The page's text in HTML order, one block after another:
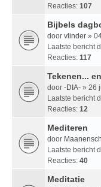
Reacties: 107
Bijbels
door vlinder »
Laatste bericht
Reacties: 117
Tekenen...
door -DIA- » 26
Laatste bericht
Reacties: 12
Mediteren
door
Laatste bericht
Reacties: 40
Meditatie